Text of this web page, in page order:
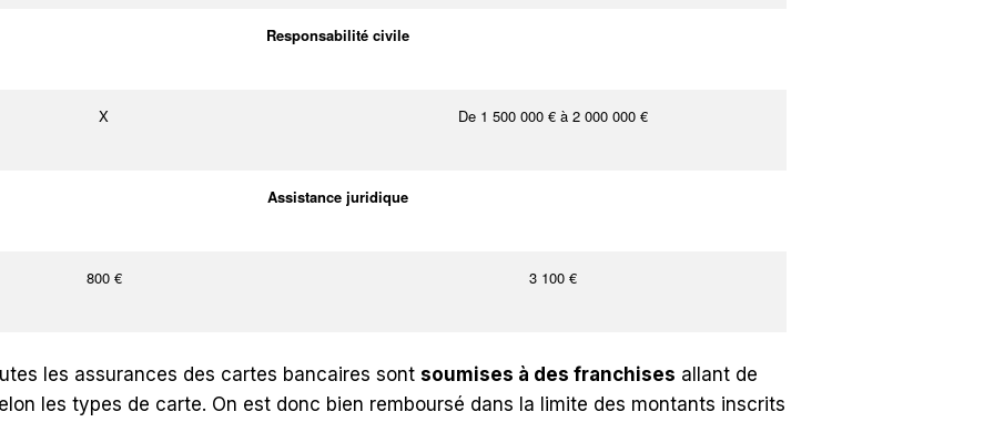
Responsabilité civile
X De 1 500 000 € à 2 000 000 €
Assistance juridique
800 € 3 100 €
les assurances des cartes bancaires sont soumises à des franchises allant de
les types de carte. On est donc bien remboursé dans la limite des montants inscrits